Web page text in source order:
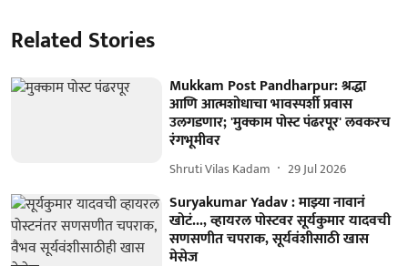
Related Stories
Mukkam Post Pandharpur: श्रद्धा
आणि आत्मशोधाचा भावस्पर्शी प्रवास
उलगडणार; 'मुक्काम पोस्ट पंढरपूर' लवकरच
रंगभूमीवर
Shruti Vilas Kadam 29 Jul 2026
Suryakumar Yadav : माझ्या नावानं
खोटं..., व्हायरल पोस्टवर सूर्यकुमार यादवची
सणसणीत चपराक, सूर्यवंशीसाठी खास
मेसेज